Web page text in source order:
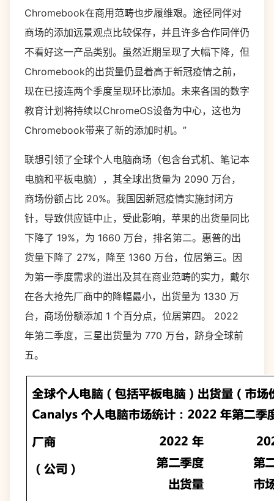
Chromebook在商用范畴也步履维艰。途径同伴对
商场的添加远景观点比较保存，并且许多合作同伴仍
不看好这一产品类别。虽然近期呈现了大幅下降，但
Chromebook的出货量仍显着高于新冠疫情之前，
现在已接连两个季度呈现环比添加。未来各国的数字
教育计划将持续以ChromeOS设备为中心，这也为
Chromebook带来了新的添加时机。”
联想引领了全球个人电脑商场（包含台式机、笔记本
电脑和平板电脑），其全球出货量为 2090 万台，
商场份额占比 20%。我国因新冠疫情实施封闭方
针，导致供应链中止，受此影响，苹果的出货量同比
下降了 19%，为 1660 万台，排名第二。惠普的出
货量下降了 27%，降至 1360 万台，位居第三。因
为第一季度需求的溢出及其在商业范畴的实力，戴尔
在各大抢先厂商中的降幅最小，出货量为 1330 万
台，商场份额添加 1 个百分点，位居第四。 2022
年第二季度，三星出货量为 770 万台，跻身全球前
五。